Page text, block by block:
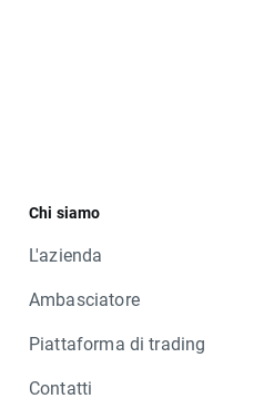
Chi siamo
L'azienda
Ambasciatore
Piattaforma di trading
Contatti